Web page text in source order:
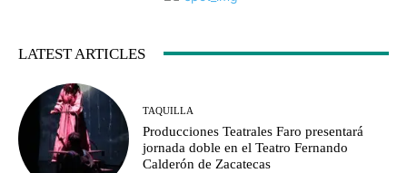
LATEST ARTICLES
TAQUILLA
Producciones Teatrales Faro presentará
jornada doble en el Teatro Fernando
Calderón de Zacatecas